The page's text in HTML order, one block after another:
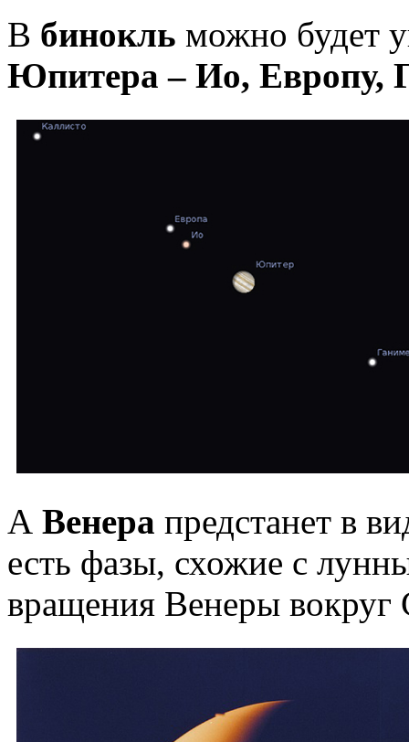
В бинокль можно будет
Юпитера – Ио, Европу,
А Венера предстанет в
есть фазы, схожие с
вращения Венеры вокруг